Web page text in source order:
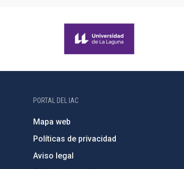
PORTAL DEL IAC
Mapa web
Políticas de privacidad
Aviso legal